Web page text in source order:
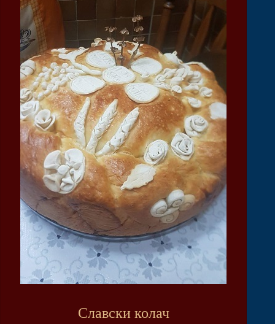
Славски колач